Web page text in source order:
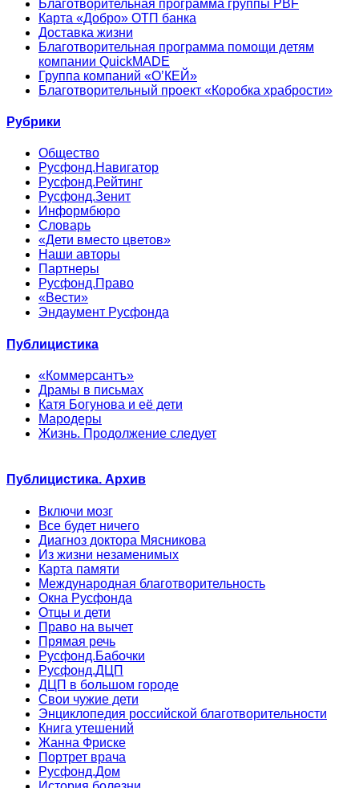
Благотворительная программа группы PBF
Карта «Добро» ОТП банка
Доставка жизни
Благотворительная программа помощи детям
компании QuickMADE
Группа компаний «О’КЕЙ»
Благотворительный проект «Коробка храбрости»
Рубрики
Общество
Русфонд.Навигатор
Русфонд.Рейтинг
Русфонд.Зенит
Информбюро
Словарь
«Дети вместо цветов»
Наши авторы
Партнеры
Русфонд.Право
«Вести»
Эндаумент Русфонда
Публицистика
«Коммерсантъ»
Драмы в письмах
Катя Богунова и её дети
Мародеры
Жизнь. Продолжение следует
Публицистика. Архив
Включи мозг
Все будет ничего
Диагноз доктора Мясникова
Из жизни незаменимых
Карта памяти
Международная благотворительность
Окна Русфонда
Отцы и дети
Право на вычет
Прямая речь
Русфонд.Бабочки
Русфонд.ДЦП
ДЦП в большом городе
Свои чужие дети
Энциклопедия российской благотворительности
Книга утешений
Жанна Фриске
Портрет врача
Русфонд.Дом